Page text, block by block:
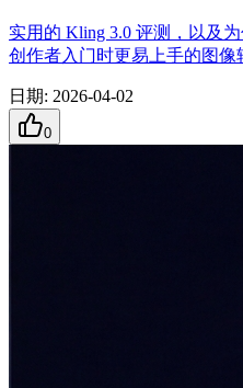
实用的 Kling 3.0 评测，以及
创作者入门时更易上手的图像
日期: 2026-04-02
0